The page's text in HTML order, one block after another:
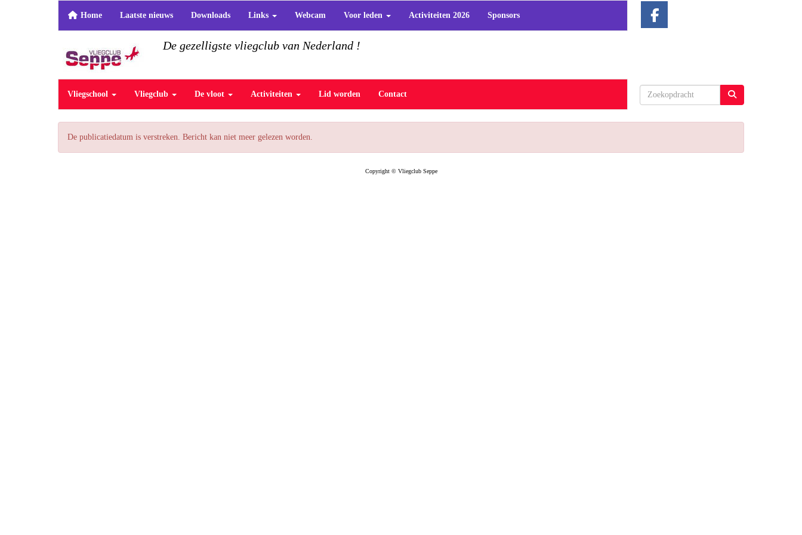
Home Laatste nieuws Downloads Links Webcam Voor leden Activiteiten 2026 Sponsors
De gezelligste vliegclub van Nederland !
Vliegschool Vliegclub De vloot Activiteiten Lid worden Contact
De publicatiedatum is verstreken. Bericht kan niet meer gelezen worden.
Copyright © Vliegclub Seppe